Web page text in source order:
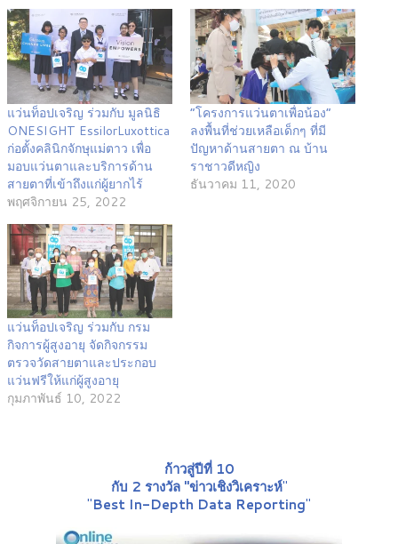
แว่นท็อปเจริญ ร่วมกับ มูลนิธิ
ONESIGHT EssilorLuxottica
ก่อตั้งคลินิกจักษุแม่ตาว เพื่อ
มอบแว่นตาและบริการด้าน
สายตาที่เข้าถึงแก่ผู้ยากไร้
พฤศจิกายน 25, 2022
“โครงการแว่นตาเพื่อน้อง”
ลงพื้นที่ช่วยเหลือเด็กๆ ที่มี
ปัญหาด้านสายตา ณ บ้าน
ราชาวดีหญิง
ธันวาคม 11, 2020
แว่นท็อปเจริญ ร่วมกับ กรม
กิจการผู้สูงอายุ จัดกิจกรรม
ตรวจวัดสายตาและประกอบ
แว่นฟรีให้แก่ผู้สูงอายุ
กุมภาพันธ์ 10, 2022
ก้าวสู่ปีที่ 10
กับ 2 รางวัล "ข่าวเชิงวิเคราะห์"
"Best In-Depth Data Reporting"